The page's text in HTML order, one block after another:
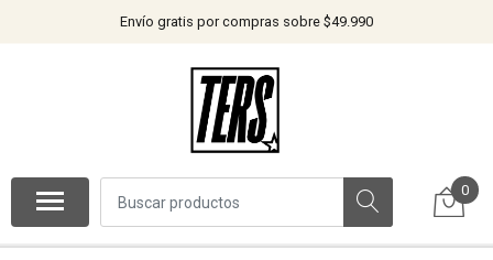
Envío gratis por compras sobre $49.990
0